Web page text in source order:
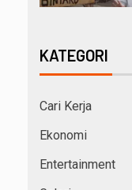
KATEGORI
Cari Kerja
Ekonomi
Entertainment